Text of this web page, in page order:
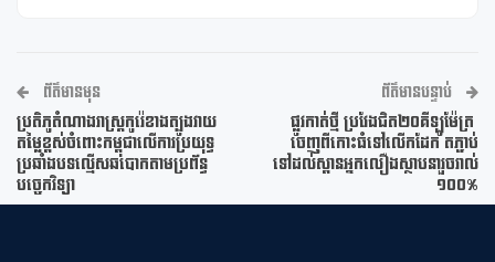
ព័ត៌មានមុន
ប្រតិភូតំណាងរាស្រ្តកូរ៉េខាងត្បូងវាយ
តម្លៃខ្ពស់ចំពោះកម្ពុជាលើការប្រយុទ្ធ
ប្រឆាំងបទល្មើសឆបោកតាមប្រព័ន្ធ
បច្ចេកវិទ្យា
ព័ត៌មានបន្ទាប់
ផ្លូវកាត់ថ្មី ប្រវែងជិត២០គីឡូម៉ែត្រ ​
ចេញ​ពីកោះធំទៅលើកដែក តភ្ជាប់
ទៅដល់ស្ពាន​អ្នកលឿង​ស្ថាបនារួចរាល់
១០០%